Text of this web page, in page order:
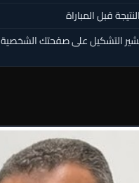
قبل المباراة
التشكيل على صفحتك الشخصية